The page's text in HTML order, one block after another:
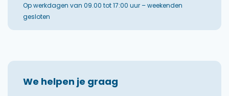
Op werkdagen van 09.00 tot 17:00 uur – weekenden
gesloten
We helpen je graag